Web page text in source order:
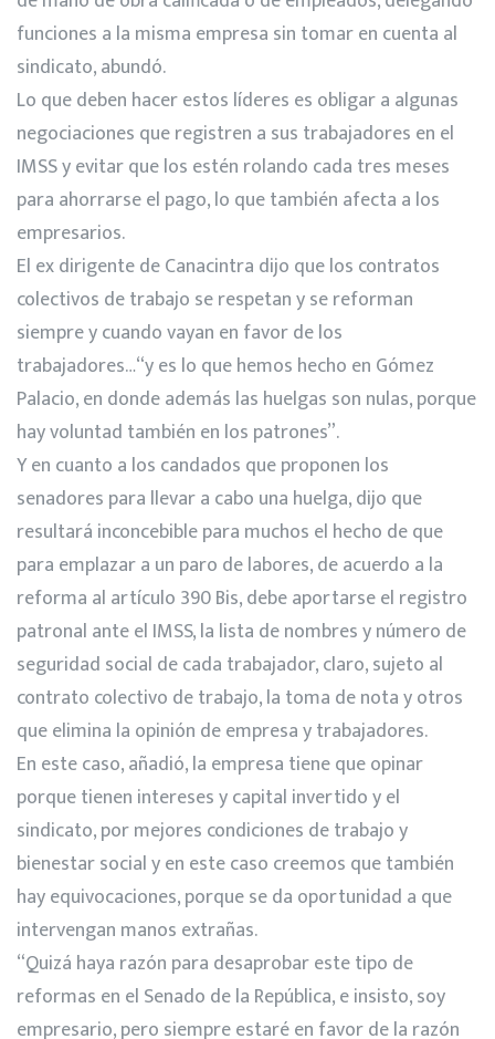
funciones a la misma empresa sin tomar en cuenta al
sindicato, abundó.
Lo que deben hacer estos líderes es obligar a algunas
negociaciones que registren a sus trabajadores en el
IMSS y evitar que los estén rolando cada tres meses
para ahorrarse el pago, lo que también afecta a los
empresarios.
El ex dirigente de Canacintra dijo que los contratos
colectivos de trabajo se respetan y se reforman
siempre y cuando vayan en favor de los
trabajadores…“y es lo que hemos hecho en Gómez
Palacio, en donde además las huelgas son nulas, porque
hay voluntad también en los patrones”.
Y en cuanto a los candados que proponen los
senadores para llevar a cabo una huelga, dijo que
resultará inconcebible para muchos el hecho de que
para emplazar a un paro de labores, de acuerdo a la
reforma al artículo 390 Bis, debe aportarse el registro
patronal ante el IMSS, la lista de nombres y número de
seguridad social de cada trabajador, claro, sujeto al
contrato colectivo de trabajo, la toma de nota y otros
que elimina la opinión de empresa y trabajadores.
En este caso, añadió, la empresa tiene que opinar
porque tienen intereses y capital invertido y el
sindicato, por mejores condiciones de trabajo y
bienestar social y en este caso creemos que también
hay equivocaciones, porque se da oportunidad a que
intervengan manos extrañas.
“Quizá haya razón para desaprobar este tipo de
reformas en el Senado de la República, e insisto, soy
empresario, pero siempre estaré en favor de la razón